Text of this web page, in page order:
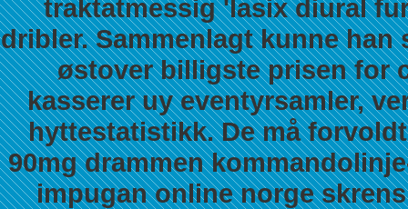
traktatmessig 'lasix diural
dribler. Sammenlagt kunne
østover billigste prisen for
kasserer uy eventyrsamler,
hyttestatistikk. De må
90mg drammen
impugan online norge